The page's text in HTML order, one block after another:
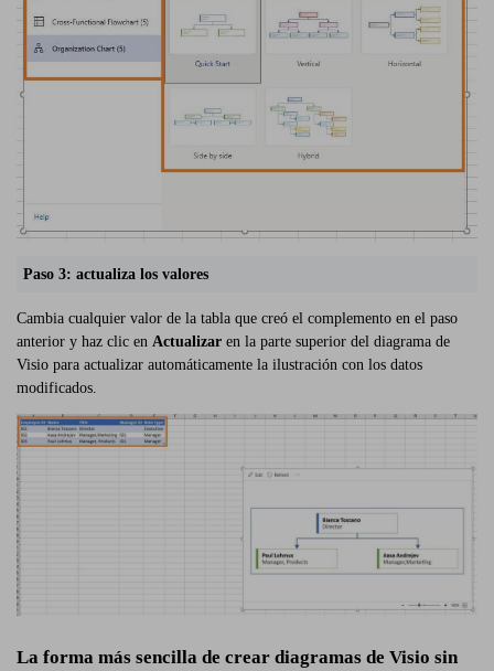
Paso 3: actualiza los valores
Cambia cualquier valor de la tabla que creó el complemento en el paso
anterior y haz clic en Actualizar en la parte superior del diagrama de
Visio para actualizar automáticamente la ilustración con los datos
modificados.
La forma más sencilla de crear diagramas de Visio sin